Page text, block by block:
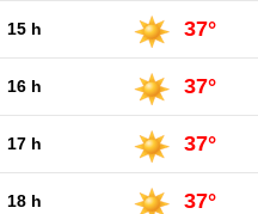
15 h 37°
16 h 37°
17 h 37°
18 h 37°